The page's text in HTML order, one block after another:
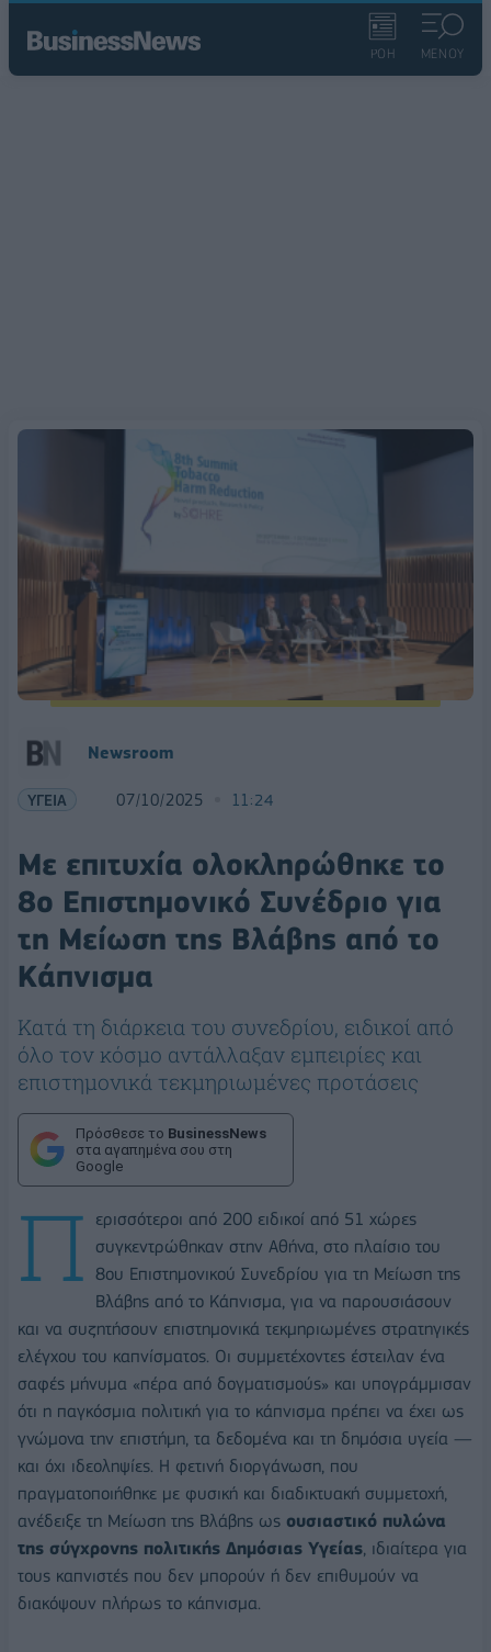
ΡΟΗ ΜΕΝΟΥ
Newsroom
ΥΓΕΙΑ 07/10/2025 11:24
Με επιτυχία ολοκληρώθηκε το
8ο Επιστημονικό Συνέδριο για
τη Μείωση της Βλάβης από το
Κάπνισμα
Κατά τη διάρκεια του συνεδρίου, ειδικοί από
όλο τον κόσμο αντάλλαξαν εμπειρίες και
επιστημονικά τεκμηριωμένες προτάσεις
Πρόσθεσε το BusinessNews
στα αγαπημένα σου στη
Google
Π
ερισσότεροι από 200 ειδικοί από 51 χώρες
συγκεντρώθηκαν στην Αθήνα, στο πλαίσιο του
8ου Επιστημονικού Συνεδρίου για τη Μείωση της
Βλάβης από το Κάπνισμα, για να παρουσιάσουν
και να συζητήσουν επιστημονικά τεκμηριωμένες στρατηγικές
ελέγχου του καπνίσματος. Οι συμμετέχοντες έστειλαν ένα
σαφές μήνυμα «πέρα από δογματισμούς» και υπογράμμισαν
ότι η παγκόσμια πολιτική για το κάπνισμα πρέπει να έχει ως
γνώμονα την επιστήμη, τα δεδομένα και τη δημόσια υγεία —
και όχι ιδεοληψίες. Η φετινή διοργάνωση, που
πραγματοποιήθηκε με φυσική και διαδικτυακή συμμετοχή,
ανέδειξε τη Μείωση της Βλάβης ως ουσιαστικό πυλώνα
της σύγχρονης πολιτικής Δημόσιας Υγείας , ιδιαίτερα για
τους καπνιστές που δεν μπορούν ή δεν επιθυμούν να
διακόψουν πλήρως το κάπνισμα.